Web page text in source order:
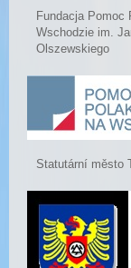
Fundacja Pomoc
Wschodzie im.
Olszewskiego
Statutární město